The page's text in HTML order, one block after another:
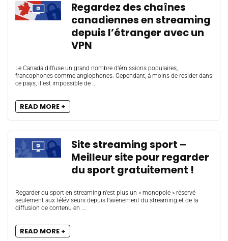
Regardez des chaînes
canadiennes en streaming
depuis l’étranger avec un
VPN
Le Canada diffuse un grand nombre d’émissions populaires,
francophones comme anglophones. Cependant, à moins de résider dans
ce pays, il est impossible de ...
READ MORE +
Site streaming sport –
Meilleur site pour regarder
du sport gratuitement !
Regarder du sport en streaming n'est plus un « monopole » réservé
seulement aux téléviseurs depuis l’avènement du streaming et de la
diffusion de contenu en ...
READ MORE +